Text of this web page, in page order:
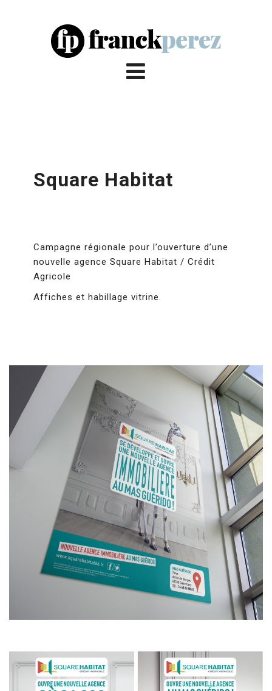
Square Habitat
Campagne régionale pour l’ouverture d’une
nouvelle agence Square Habitat / Crédit
Agricole
Affiches et habillage vitrine.